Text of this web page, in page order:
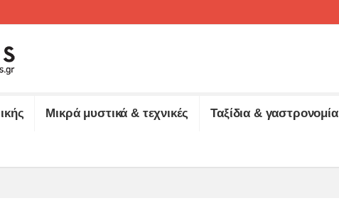
Μικρά μυστικά & τεχνικές Ταξίδια & γαστρονομία